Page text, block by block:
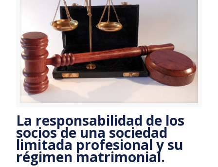
La responsabilidad de los
socios de una sociedad
limitada profesional y su
régimen matrimonial.